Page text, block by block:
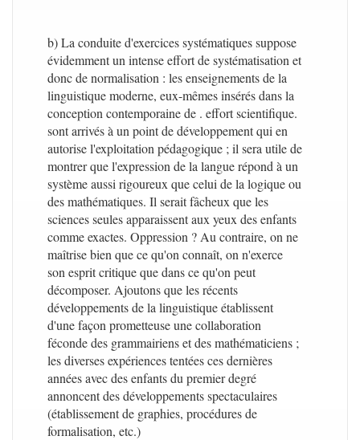
b) La conduite d'exercices systématiques suppose
évidemment un intense effort de systématisation et
donc de normalisation : les enseignements de la
linguistique moderne, eux-mêmes insérés dans la
conception contemporaine de . effort scientifique.
sont arrivés à un point de développement qui en
autorise l'exploitation pédagogique ; il sera utile de
montrer que l'expression de la langue répond à un
système aussi rigoureux que celui de la logique ou
des mathématiques. Il serait fâcheux que les
sciences seules apparaissent aux yeux des enfants
comme exactes. Oppression ? Au contraire, on ne
maîtrise bien que ce qu'on connaît, on n'exerce
son esprit critique que dans ce qu'on peut
décomposer. Ajoutons que les récents
développements de la linguistique établissent
d'une façon prometteuse une collaboration
féconde des grammairiens et des mathématiciens ;
les diverses expériences tentées ces dernières
années avec des enfants du premier degré
annoncent des développements spectaculaires
(établissement de graphies, procédures de
formalisation, etc.)